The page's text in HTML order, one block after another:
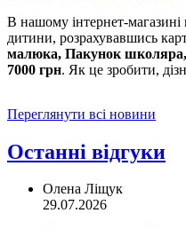
В нашому інтернет-
дитини, розрахувавшись
малюка, Пакунок школяра,
7000 грн. Як це зробити,
Переглянути всі новини
Останні відгуки
Олена Ліщук
29.07.2026